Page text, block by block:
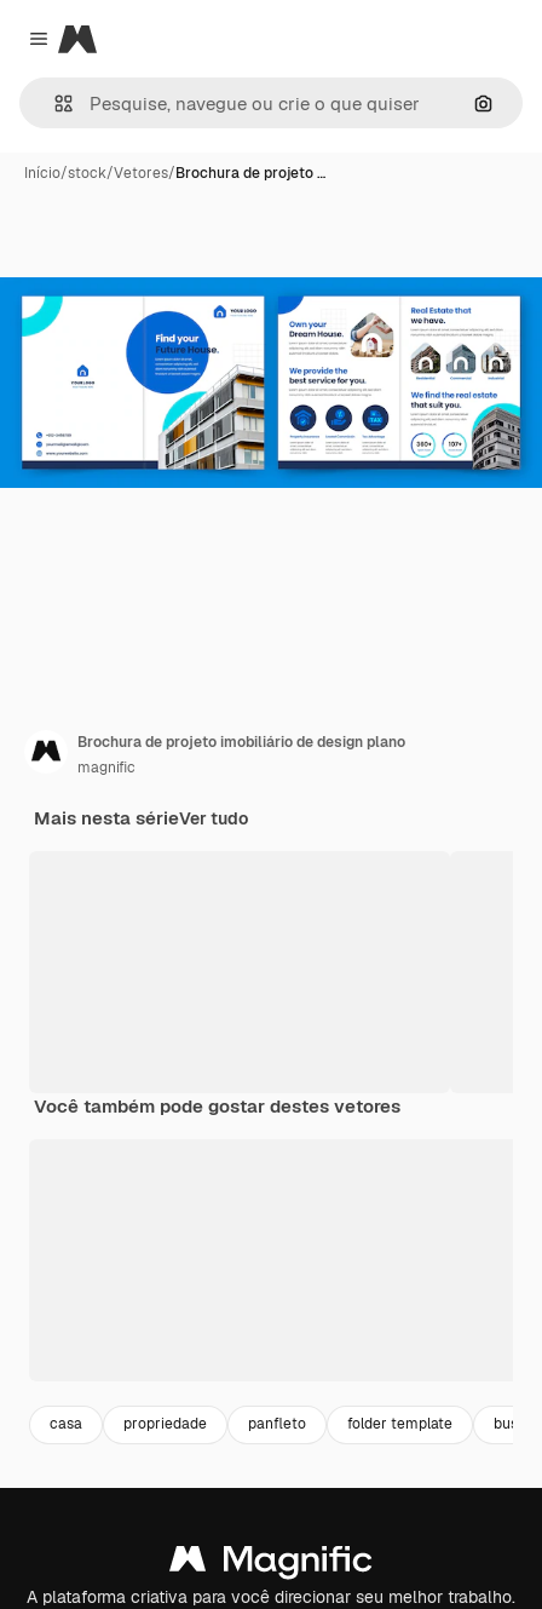
Close menu
Magnific
Início/stock/Vetores/Brochura de projeto …
Brochura de projeto imobiliário de design plano
magnific
Mais nesta sérieVer tudo
Você também pode gostar destes vetores
casa propriedade panfleto folder template
A plataforma criativa para você direcionar seu melhor trabalho.